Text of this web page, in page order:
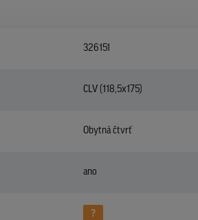
326151
CLV (118,5x175)
Obytná čtvrť
ano
?